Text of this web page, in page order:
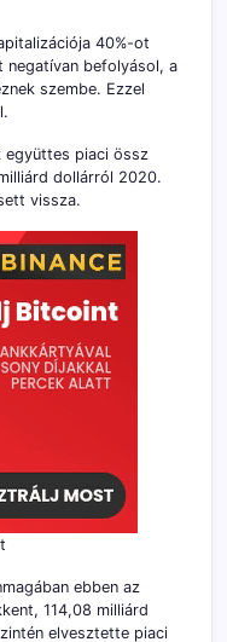
40%-ot
negatívan befolyásol, a
szembe. Ezzel
együttes piaci össz
dollárról 2020.
vissza.
ebben az
114,08 milliárd
elvesztette piaci